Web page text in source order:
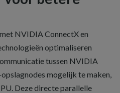
NVIDIA ConnectX en
optimaliseren
tussen NVIDIA
mogelijk te maken,
Deze directe parallelle